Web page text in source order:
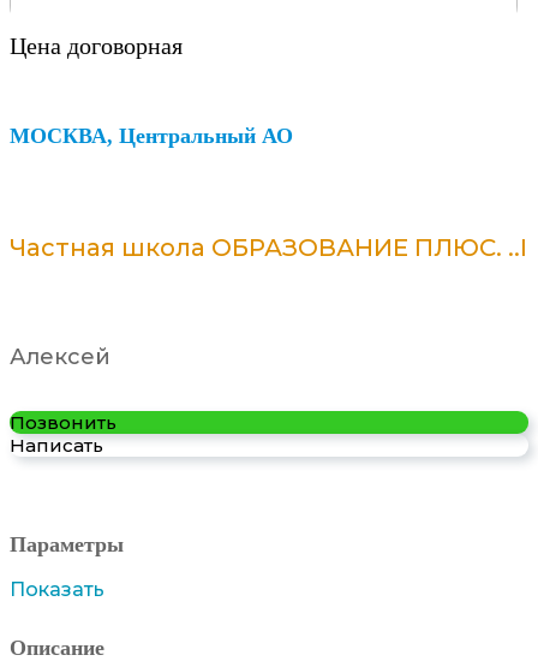
Цена договорная
МОСКВА, Центральный АО
Частная школа ОБРАЗОВАНИЕ ПЛЮС. ..I
Алексей
Позвонить
Написать
Параметры
Показать
Описание